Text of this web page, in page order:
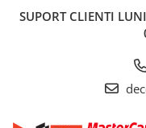
SUPORT CLIENTI